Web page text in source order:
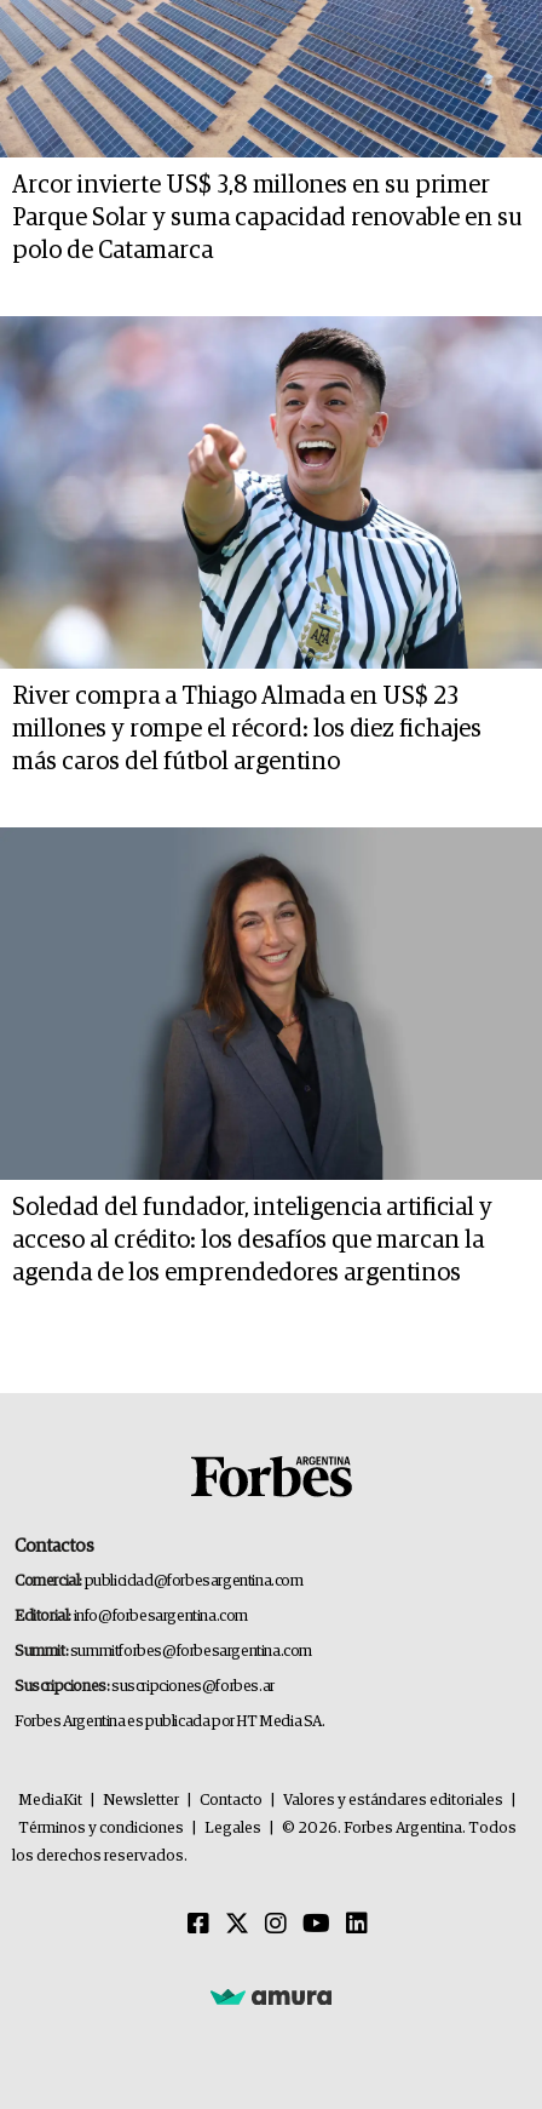
Arcor invierte US$ 3,8 millones en su primer
Parque Solar y suma capacidad renovable en su
polo de Catamarca
River compra a Thiago Almada en US$ 23
millones y rompe el récord: los diez fichajes
más caros del fútbol argentino
Soledad del fundador, inteligencia artificial y
acceso al crédito: los desafíos que marcan la
agenda de los emprendedores argentinos
Contactos
Comercial:publicidad@forbesargentina.com
Editorial:info@forbesargentina.com
Summit:summitforbes@forbesargentina.com
Suscripciones:suscripciones@forbes.ar
Forbes Argentina es publicada por HT Media SA.
MediaKit Newsletter Contacto Valores y estándares editoriales
Términos y condiciones
Legales
© 2026. Forbes Argentina. Todos
los derechos reservados.